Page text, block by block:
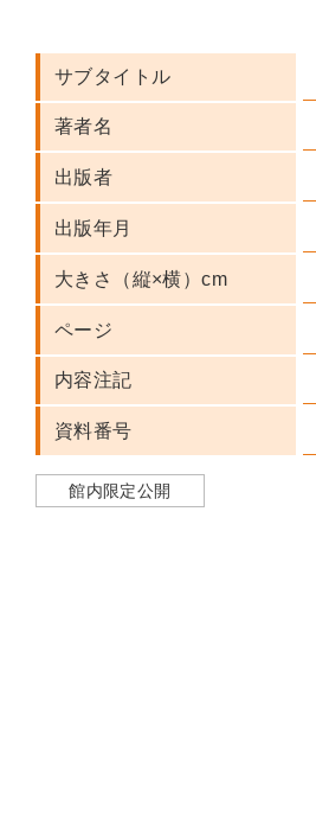
サブタイトル
著者名
出版者
出版年月
大きさ（縦×横）cm
ページ
内容注記
資料番号
館内限定公開